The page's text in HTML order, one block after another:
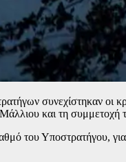
συνεχίστηκαν οι
και τη
του Υποστρατήγου,